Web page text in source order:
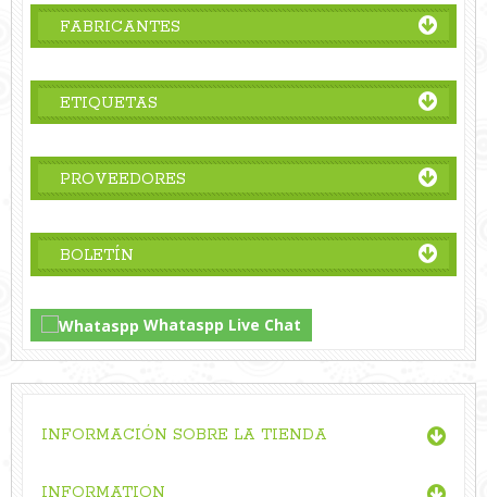
FABRICANTES
ETIQUETAS
PROVEEDORES
BOLETÍN
Whataspp Live Chat
INFORMACIÓN SOBRE LA TIENDA
INFORMATION